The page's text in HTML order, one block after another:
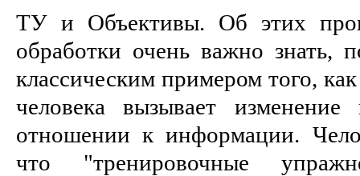
ТУ и Объективы. Об этих
обработки очень важно знать,
классическим примером того,
человека вызывает
отношении к информации.
что "тренировочные